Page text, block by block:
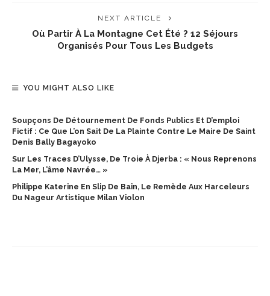
NEXT ARTICLE
Où Partir À La Montagne Cet Été ? 12 Séjours
Organisés Pour Tous Les Budgets
YOU MIGHT ALSO LIKE
Soupçons De Détournement De Fonds Publics Et D’emploi
Fictif : Ce Que L’on Sait De La Plainte Contre Le Maire De Saint
Denis Bally Bagayoko
Sur Les Traces D’Ulysse, De Troie À Djerba : « Nous Reprenons
La Mer, L’âme Navrée… »
Philippe Katerine En Slip De Bain, Le Remède Aux Harceleurs
Du Nageur Artistique Milan Violon